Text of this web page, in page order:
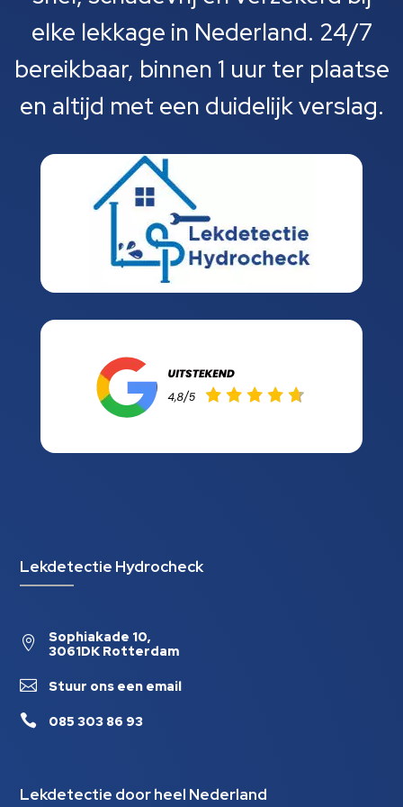
elke lekkage in Nederland. 24/7
bereikbaar, binnen 1 uur ter plaatse
en altijd met een duidelijk verslag.
Lekdetectie Hydrocheck

Sophiakade 10,
3061DK Rotterdam
 Stuur ons een email
 085 303 86 93
Lekdetectie door heel Nederland